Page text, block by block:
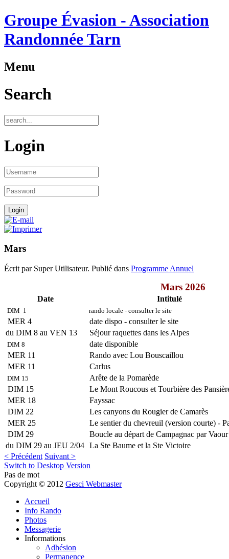
Groupe Évasion - Association
Randonnée Tarn
Menu
Search
Login
Mars
Écrit par Super Utilisateur. Publié dans Programme Annuel
Mars 2026
Date Intitulé
DIM 1 rando locale - consulter le site
MER 4
date dispo - consulter le site
du DIM 8 au VEN 13
Séjour raquettes dans les Alpes
DIM 8
date disponible
MER 11
Rando avec Lou Bouscaillou
MER 11
Carlus
DIM 15
Arête de la Pomarède
DIM 15
Le Mont Roucous et Tourbière des
MER 18
Fayssac
DIM 22
Les canyons du Rougier de Camarès
MER 25
Le sentier du chevreuil (version courte) -
DIM 29
Boucle au départ de Campagnac par Vaour
du DIM 29 au JEU 2/04 La Ste Baume et la Ste Victoire
< Précédent Suivant >
Switch to Desktop Version
Pas de mot
Copyright © 2012 Gesci Webmaster
Accueil
Info Rando
Photos
Messagerie
Informations
Adhésion
Permanence